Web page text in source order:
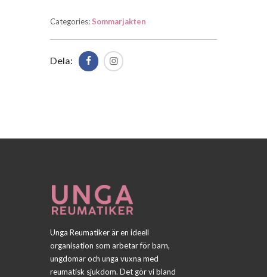
Categories: Sommarjakten
Dela:
Unga Reumatiker är en ideell
organisation som arbetar för barn,
ungdomar och unga vuxna med
reumatisk sjukdom. Det gör vi bland